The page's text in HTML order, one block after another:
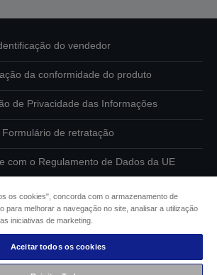
do vendedor
da conformidade do produto
de Privacidade das Informações
Formulário de retratação
com o Regulamento de Dados da UE
sobre cookies
da Epson para com a acessibilidade
os cookies", concorda com o armazenamento de
para melhorar a navegação no site, analisar a utilização
iniciativas de marketing.
Aceitar todos os cookies